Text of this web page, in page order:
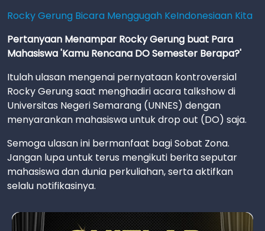
Rocky Gerung Bicara Menggugah KeIndonesiaan Kita
Pertanyaan Menampar Rocky Gerung buat Para
Mahasiswa 'Kamu Rencana DO Semester Berapa?'
Itulah ulasan mengenai pernyataan kontroversial
Rocky Gerung saat menghadiri acara talkshow di
Universitas Negeri Semarang (UNNES) dengan
menyarankan mahasiswa untuk drop out (DO) saja.
Semoga ulasan ini bermanfaat bagi Sobat Zona.
Jangan lupa untuk terus mengikuti berita seputar
mahasiswa dan dunia perkuliahan, serta aktifkan
selalu notifikasinya.